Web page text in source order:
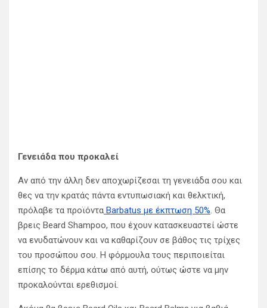
Γενειάδα που προκαλεί
Αν από την άλλη δεν αποχωρίζεσαι τη γενειάδα σου και
θες να την κρατάς πάντα εντυπωσιακή και θελκτική,
πρόλαβε τα προϊόντα Barbatus με έκπτωση 50%. Θα
βρεις Beard Shampoo, που έχουν κατασκευαστεί ώστε
να ενυδατώνουν και να καθαρίζουν σε βάθος τις τρίχες
του προσώπου σου. Η φόρμουλα τους περιποιείται
επίσης το δέρμα κάτω από αυτή, ούτως ώστε να μην
προκαλούνται ερεθισμοί.